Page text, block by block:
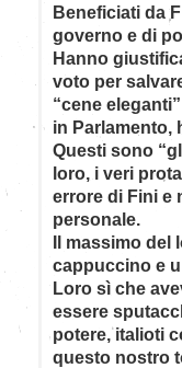
Beneficiati da
governo e di
Hanno
voto per
“cene
in Parlamento,
Questi sono
loro, i veri
errore di Fini e
personale.
Il massimo del
cappuccino e
Loro sì che
essere
potere, italioti
questo nostro